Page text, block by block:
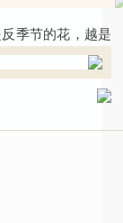
季节的花，越是